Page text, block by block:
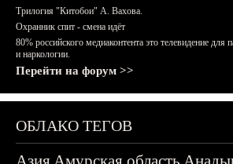
Трилогия "Китобои" А. Вахова.
Охранник спит - смена идёт
80% российского медиаконтента это телевидение для
и наркологии.
Перейти на форум >>
ОБЛАКО ТЕГОВ